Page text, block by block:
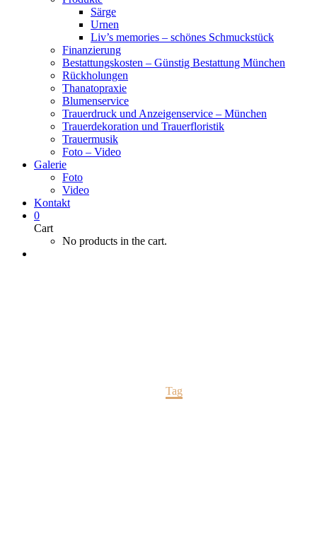
Särge
Urnen
Liv’s memories – schönes Schmuckstück
Finanzierung
Bestattungskosten – Günstig Bestattung München
Rückholungen
Thanatopraxie
Blumenservice
Trauerdruck und Anzeigenservice – München
Trauerdekoration und Trauerfloristik
Trauermusik
Foto – Video
Galerie
Foto
Video
Kontakt
0
Cart
No products in the cart.
Tag